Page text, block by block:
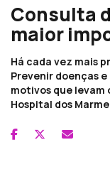
Consulta
maior
Há cada vez mais
Prevenir doenças
motivos que levam
Hospital dos